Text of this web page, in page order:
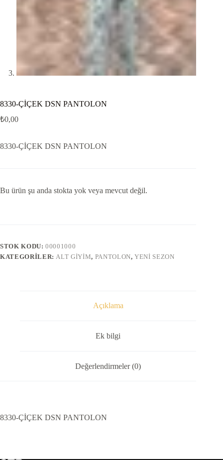
8330-ÇİÇEK DSN PANTOLON
₺0,00
8330-ÇİÇEK DSN PANTOLON
Bu ürün şu anda stokta yok veya mevcut değil.
STOK KODU:00001000
KATEGORILER: ALT GIYIM, PANTOLON,YENI SEZON
Açıklama
Ek bilgi
Değerlendirmeler (0)
8330-ÇİÇEK DSN PANTOLON